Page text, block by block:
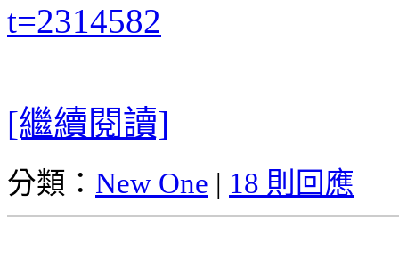
t=2314582
[繼續閱讀]
分類： New One | 18 則回應